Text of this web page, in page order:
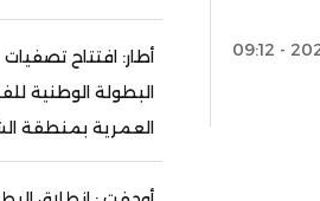
أطار: افتتاح تصفيات
البطولة الوطنية
العمرية بمنطقة